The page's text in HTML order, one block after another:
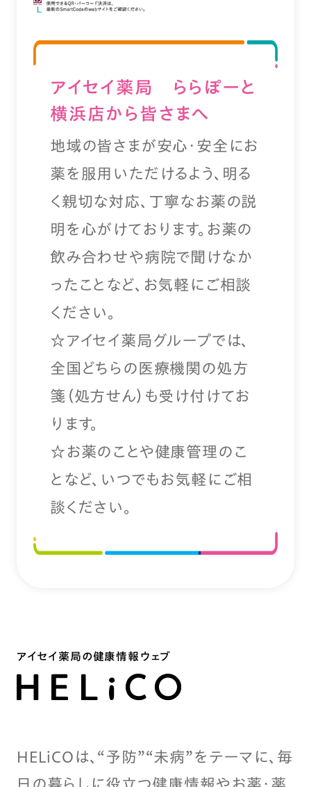
アイセイ薬局 ららぽーと
横浜店から皆さまへ
地域の皆さまが安心・安全にお
薬を服用いただけるよう、明る
く親切な対応、丁寧なお薬の説
明を心がけております。お薬の
飲み合わせや病院で聞けなか
ったことなど、お気軽にご相談
ください。
☆アイセイ薬局グループでは、
全国どちらの医療機関の処方
箋（処方せん）も受け付けてお
ります。
☆お薬のことや健康管理のこ
となど、いつでもお気軽にご相
談ください。
アイセイ薬局の健康情報ウェブ
HELiCOは、“予防”“未病”をテーマに、毎